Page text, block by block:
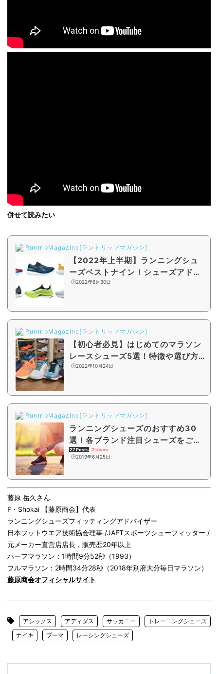
併せて読みたい
RuntripMagazine[ラントリップマガジン]
【2022年上半期】ランニングシュ
ーズベストナイン！シューズアドバ
イザーが選んだベストシューズは？
2022年6月30日
RuntripMagazine[ラントリップマガジン]
【初心者必見】はじめてのマラソン
レースシューズ5選！特徴や選び方
を詳しく解説
2022年10月24日
RuntripMagazine[ラントリップマガジン]
ランニングシューズのおすすめ30
選！各ブランド注目シューズをご紹
介
27 Posts 2 Users
2019年6月25日
藤原 岳久さん
F・Shokai 【藤原商会】代表
ランニングシューズフィッティングアドバイザー
日本フットウエア技術協会理事 /JAFTスポーツシューフィッター /
元メーカー直営店店長，販売歴20年以上
ハーフマラソン：1時間9分52秒（1993）
フルマラソン：2時間34分28秒（2018年別府大分毎日マラソン）
藤原商会オフィシャルサイト
アシックス アディダス サッカニー
トレーニングシューズ
ナイキ
プーマ レーシングシューズ